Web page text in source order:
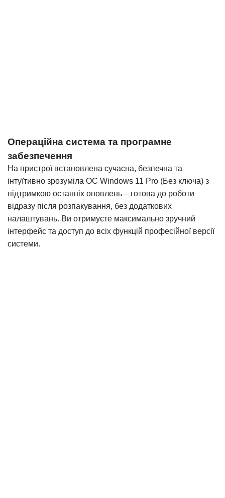
Операційна система та програмне
забезпечення
На пристрої встановлена сучасна, безпечна та
інтуїтивно зрозуміла ОС Windows 11 Pro (Без ключа) з
підтримкою останніх оновлень – готова до роботи
відразу після розпакування, без додаткових
налаштувань. Ви отримуєте максимально зручний
інтерфейс та доступ до всіх функцій професійної версії
системи.